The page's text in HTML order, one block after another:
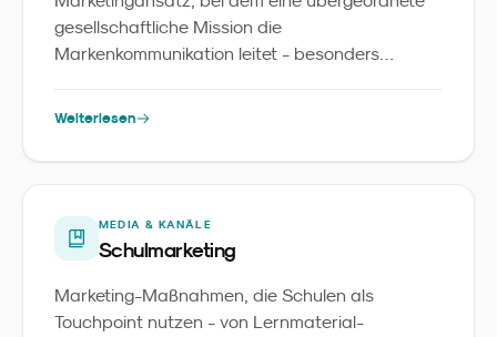
gesellschaftliche Mission die
Markenkommunikation leitet - besonders
Weiterlesen
MEDIA & KANÄLE
Schulmarketing
Marketing-Maßnahmen, die Schulen als
Touchpoint nutzen - von Lernmaterial-